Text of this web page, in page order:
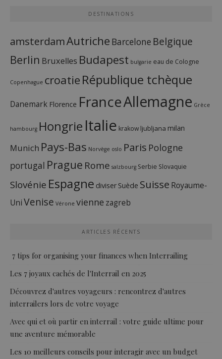
DESTINATIONS
amsterdamAutriche Barcelone Belgique
Berlin Bruxelles Budapest bulgarie eau de Cologne
Copenhague croatie République tchèque
Danemark Florence FranceAllemagne Grèce
hambourg Hongrie Italie krakow ljubljana milan
Munich Pays-Bas Norvège oslo Paris Pologne
portugal Prague Rome salzbourg Serbie Slovaquie
Slovénie Espagne diviser Suède Suisse Royaume-
UniVenise Vérone vienne zagreb
ARTICLES RÉCENTS
7 tips for organising your finances when Interrailing
Les 7 joyaux cachés de l'Interrail en 2025
Découvrez d'autres voyageurs : rencontrez d'autres
interrailers lors de votre voyage
Avec qui et où partir en interrail : votre guide ultime pour
une aventure mémorable
Les 10 meilleurs conseils pour interagir avec un budget